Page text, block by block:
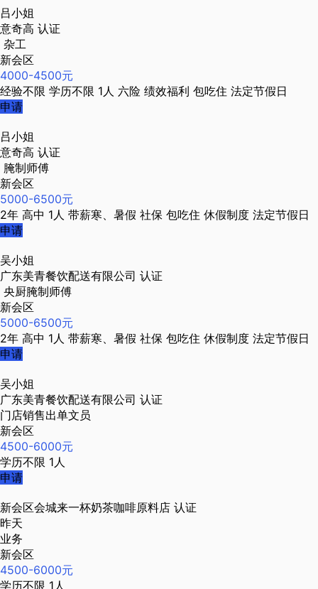
吕小姐
意奇高 认证
杂工
新会区
4000-4500元
经验不限 学历不限 1人 六险 绩效福利 包吃住 法定节假日
申请
吕小姐
意奇高 认证
腌制师傅
新会区
5000-6500元
2年 高中 1人 带薪寒、暑假 社保 包吃住 休假制度 法定节假日
申请
吴小姐
广东美青餐饮配送有限公司 认证
央厨腌制师傅
新会区
5000-6500元
2年 高中 1人 带薪寒、暑假 社保 包吃住 休假制度 法定节假日
申请
吴小姐
广东美青餐饮配送有限公司 认证
门店销售出单文员
新会区
4500-6000元
学历不限 1人
申请
新会区会城来一杯奶茶咖啡原料店 认证
昨天
业务
新会区
4500-6000元
学历不限 1人